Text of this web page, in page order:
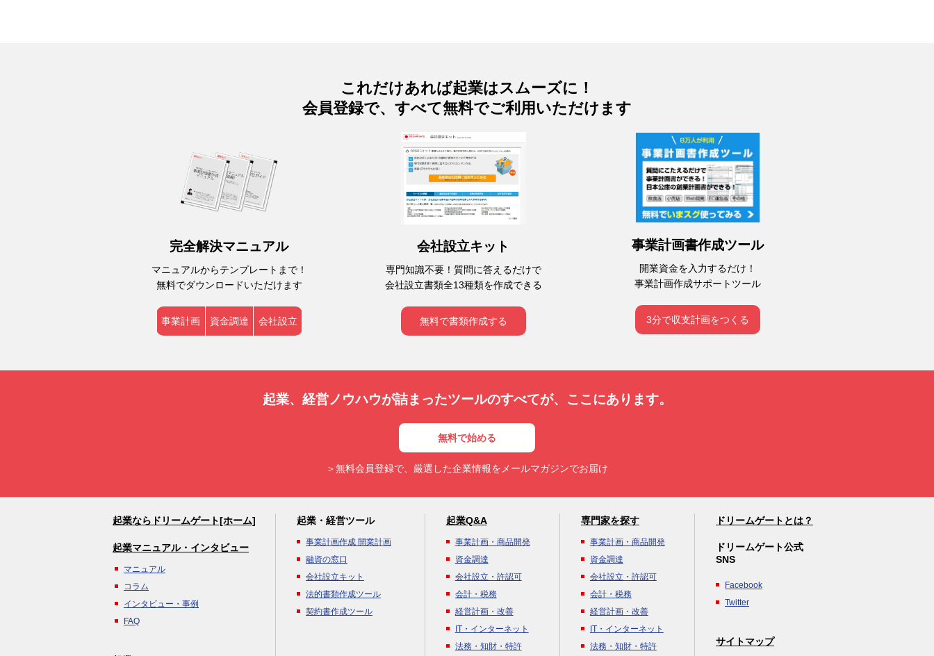
これだけあれば起業はスムーズに！
会員登録で、すべて無料でご利用いただけます
完全解決マニュアル
マニュアルからテンプレートまで！
無料でダウンロードいただけます
事業計画 資金調達 会社設立
会社設立キット
専門知識不要！質問に答えるだけで
会社設立書類全13種類を作成できる
無料で書類作成する
事業計画書作成ツール
開業資金を入力するだけ！
事業計画作成サポートツール
3分で収支計画をつくる
起業、経営ノウハウが詰まったツールのすべてが、 ここにあります。
無料で始める
＞無料会員登録で、厳選した企業情報をメールマガジンでお届け
起業ならドリームゲート[ホーム]
起業マニュアル・インタビュー
マニュアル
コラム
インタビュー・事例
FAQ
起業・経営ツール
事業計画作成 開業計画
融資の窓口
会社設立キット
法的書類作成ツール
契約書作成ツール
起業Q&A
事業計画・商品開発
資金調達
会社設立・許認可
会計・税務
経営計画・改善
IT・インターネット
法務・知財・特許
専門家を探す
事業計画・商品開発
資金調達
会社設立・許認可
会計・税務
経営計画・改善
IT・インターネット
法務・知財・特許
ドリームゲートとは？
ドリームゲート公式
SNS
Facebook
Twitter
サイトマップ